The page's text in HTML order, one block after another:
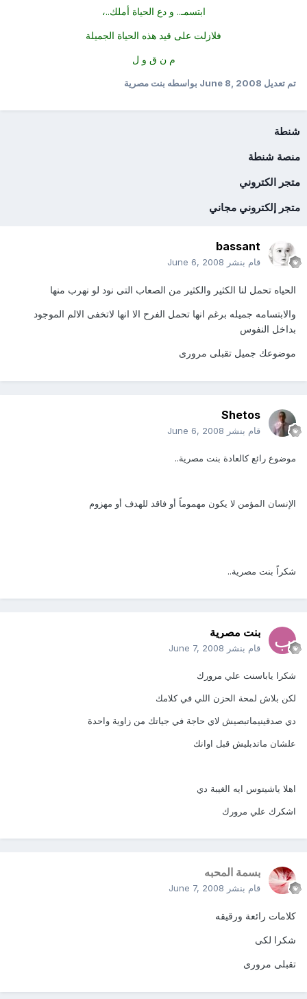
ابتسمـ.. و دع الحياة أملك..،
فلازلت على قيد هذه الحياة الجميلة
م ن ق و ل
تم تعديلJune 8, 2008بواسطه بنت مصرية
شنطة
منصة شنطة
متجر الكتروني
متجر إلكتروني مجاني
bassant
قام بنشر June 6, 2008
الحياه تحمل لنا الكثير والكثير من الصعاب التى نود لو نهرب منها
والابتسامه جميله برغم انها تحمل الفرح الا انها لاتخفى الالم الموجود
بداخل النفوس
موضوعك جميل تقبلى مرورى
Shetos
قام بنشر June 6, 2008
موضوع رائع كالعادة بنت مصرية..
الإنسان المؤمن لا يكون مهموماً أو فاقد للهدف أو مهزوم
شكراً بنت مصرية..
بنت مصرية
قام بنشر June 7, 2008
شكرا ياباسنت علي مرورك
لكن بلاش لمحة الحزن اللي في كلامك
دي صدقينيماتبصيش لاي حاجة في جياتك من زاوية واحدة
علشان ماتدبليش قبل اوانك
اهلا ياشيتوس ايه الغيبة دي
اشكرك علي مرورك
بسمة المحبه
قام بنشر June 7, 2008
كلامات رائعة ورقيقه
شكرا لكى
تقبلى مرورى